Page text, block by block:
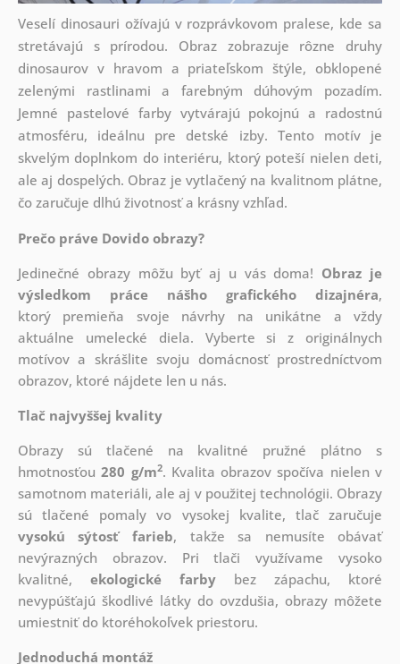
Veselí dinosauri ožívajú v rozprávkovom pralese, kde sa
stretávajú s prírodou. Obraz zobrazuje rôzne druhy
dinosaurov v hravom a priateľskom štýle, obklopené
zelenými rastlinami a farebným dúhovým pozadím.
Jemné pastelové farby vytvárajú pokojnú a radostnú
atmosféru, ideálnu pre detské izby. Tento motív je
skvelým doplnkom do interiéru, ktorý poteší nielen deti,
ale aj dospelých. Obraz je vytlačený na kvalitnom plátne,
čo zaručuje dlhú životnosť a krásny vzhľad.
Prečo práve Dovido obrazy?
Jedinečné obrazy môžu byť aj u vás doma! Obraz je
výsledkom práce nášho grafického dizajnéra,
ktorý premieňa svoje návrhy na unikátne a vždy
aktuálne umelecké diela. Vyberte si z originálnych
motívov a skrášlite svoju domácnosť prostredníctvom
obrazov, ktoré nájdete len u nás.
Tlač najvyššej kvality
Obrazy sú tlačené na kvalitné pružné plátno s
hmotnosťou280 g/m2. Kvalita obrazov spočíva nielen v
samotnom materiáli, ale aj v použitej technológii. Obrazy
sú tlačené pomaly vo vysokej kvalite, tlač zaručuje
vysokú sýtosť farieb, takže sa nemusíte obávať
nevýrazných obrazov. Pri tlači využívame vysoko
kvalitné, ekologické farby bez zápachu, ktoré
nevypúšťajú škodlivé látky do ovzdušia, obrazy môžete
umiestniť do ktoréhokoľvek priestoru.
Jednoduchá montáž